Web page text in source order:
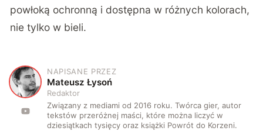
powłoką ochronną i dostępna w różnych kolorach,
nie tylko w bieli.
M
NAPISANE PRZEZ
Mateusz Łysoń
Redaktor
Związany z mediami od 2016 roku. Twórca gier, autor
tekstów przeróżnej maści, które można liczyć w
dziesiątkach tysięcy oraz książki Powrót do Korzeni.